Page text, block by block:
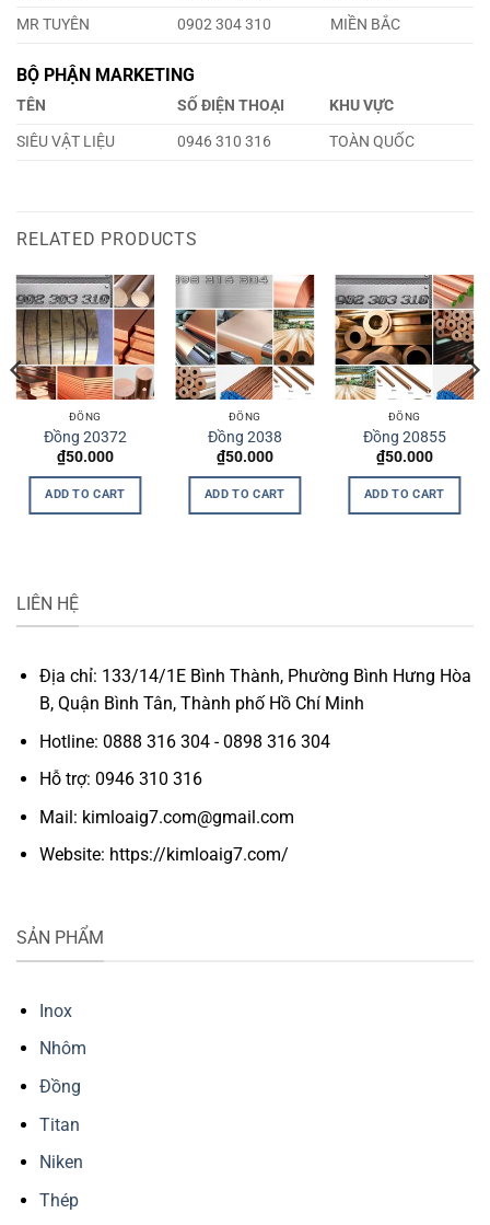
MR TUYÊN
0902 304 310 MIỀN BẮC
BỘ PHẬN MARKETING
TÊN SỐ ĐIỆN THOẠI
KHU VỰC
SIÊU VẬT LIỆU
0946 310 316 TOÀN QUỐC
RELATED PRODUCTS
ĐỒNG
Đồng 20372
₫50.000
ADD TO CART
ĐỒNG
Đồng 2038
₫50.000
ADD TO CART
ĐỒNG
Đồng 20855
₫50.000
ADD TO CART
LIÊN HỆ
Địa chỉ: 133/14/1E Bình Thành, Phường Bình Hưng Hòa
B, Quận Bình Tân, Thành phố Hồ Chí Minh
Hotline: 0888 316 304 - 0898 316 304
Hỗ trợ: 0946 310 316
Mail: kimloaig7.com@gmail.com
Website: https://kimloaig7.com/
SẢN PHẨM
Inox
Nhôm
Đồng
Titan
Niken
Thép